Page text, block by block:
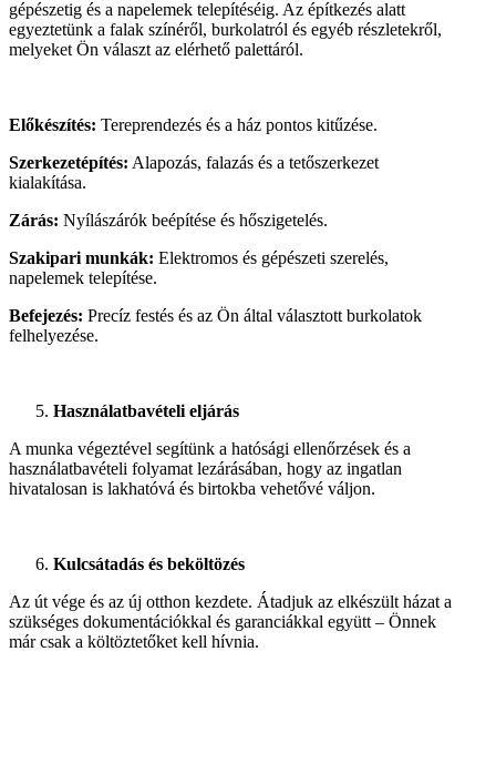
gépészetig és a napelemek telepítéséig. Az építkezés alatt
egyeztetünk a falak színéről, burkolatról és egyéb részletekről,
melyeket Ön választ az elérhető palettáról.
Előkészítés: Tereprendezés és a ház pontos kitűzése.
Szerkezetépítés: Alapozás, falazás és a tetőszerkezet
kialakítása.
Zárás: Nyílászárók beépítése és hőszigetelés.
Szakipari munkák: Elektromos és gépészeti szerelés,
napelemek telepítése.
Befejezés: Precíz festés és az Ön által választott burkolatok
felhelyezése.
Használatbavételi eljárás
A munka végeztével segítünk a hatósági ellenőrzések és a
használatbavételi folyamat lezárásában, hogy az ingatlan
hivatalosan is lakhatóvá és birtokba vehetővé váljon.
Kulcsátadás és beköltözés
Az út vége és az új otthon kezdete. Átadjuk az elkészült házat a
szükséges dokumentációkkal és garanciákkal együtt – Önnek
már csak a költöztetőket kell hívnia.